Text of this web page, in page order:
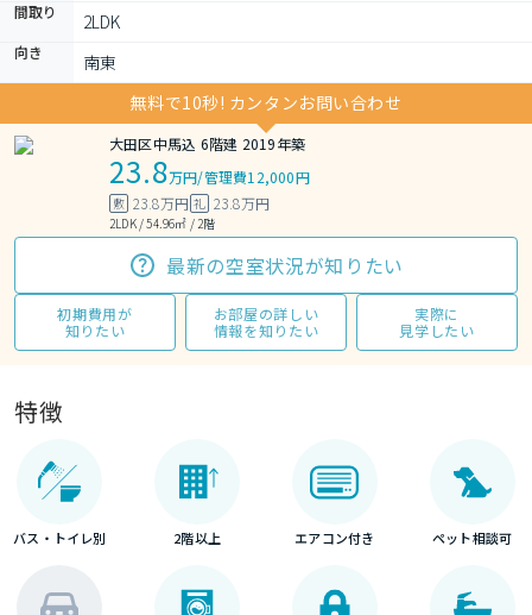
間取り 2LDK
向き
南東
無料で10秒! カンタンお問い合わせ
大田区中馬込 6階建 2019年築
23.8万円/管理費12,000円
敷 23.8万円 礼 23.8万円
2LDK / 54.96㎡ / 2階
最新の空室状況が知りたい
初期費用が
知りたい
お部屋の詳しい
情報を知りたい
実際に
見学したい
特徴
バス・トイレ別 2階以上 エアコン付き ペット相談可